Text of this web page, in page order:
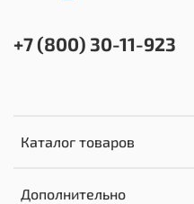
Каталог товаров
Дополнительно
+7 (800) 30-11-923